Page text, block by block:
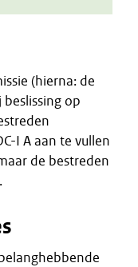
(hierna: de
beslissing op
I A aan te vullen
de bestreden